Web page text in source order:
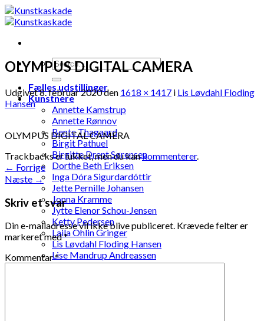
Skip
to
Fælles udstillinger
Kunstnere
Annette Kamstrup
Annette Rønnov
Bente Thagaard
Birgit Pathuel
Birgitte Drent Sørensen
Dorthe Beth Eriksen
Inga Dóra Sigurdardóttir
Jette Pernille Johansen
Jonna Kramme
Jytte Elenor Schou-Jensen
Ketty Pedersen
Laila Ohlin Gringer
Lis Løvdahl Floding Hansen
Lise Mandrup Andreassen
Lise Vestergaard
OLYMPUS DIGITAL CAMERA
Udgivet8. februar 2020den 1618 × 1417 i Lis Løvdahl Floding
Hansen
OLYMPUS DIGITAL CAMERA
Trackbacks er lukket, men du kankommenterer.
← Forrige
Næste →
Skriv et svar
Din e-mailadresse vil ikke blive publiceret. Krævede felter er
markeret med*
Kommentar*